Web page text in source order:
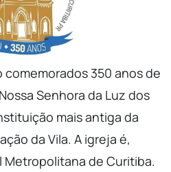
comemorados 350 anos de
Senhora da Luz dos
mais antiga da
da Vila. A igreja é,
de Curitiba.